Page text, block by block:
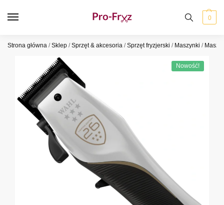
0
Strona główna /Sklep /Sprzęt & akcesoria /Sprzęt fryzjerski / Maszynki /
Nowość!